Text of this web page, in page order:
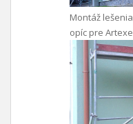
Montáž
opíc pre